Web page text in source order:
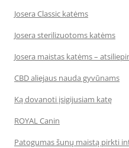
Josera Classic katėms
Josera sterilizuotoms katėms
Josera maistas katėms –
CBD aliejaus nauda gyvūnams
Ką dovanoti įsigijusiam katę
ROYAL Canin
Patogumas šunų maistą pirkti